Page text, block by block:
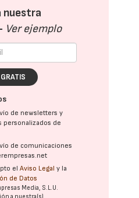
nuestra
Ver ejemplo
de newsletters y
personalizados de
de comunicaciones
elAviso Legal y la
de Datos
Media, S.L.U.
a nuestra(s)